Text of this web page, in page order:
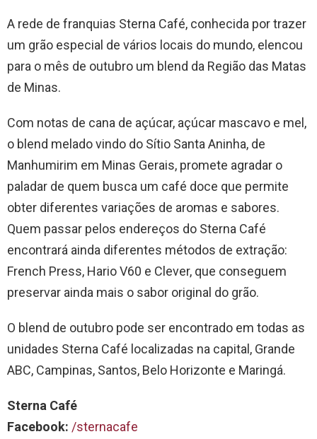
A rede de franquias Sterna Café, conhecida por trazer
um grão especial de vários locais do mundo, elencou
para o mês de outubro um blend da Região das Matas
de Minas.
Com notas de cana de açúcar, açúcar mascavo e mel,
o blend melado vindo do Sítio Santa Aninha, de
Manhumirim em Minas Gerais, promete agradar o
paladar de quem busca um café doce que permite
obter diferentes variações de aromas e sabores.
Quem passar pelos endereços do Sterna Café
encontrará ainda diferentes métodos de extração:
French Press, Hario V60 e Clever, que conseguem
preservar ainda mais o sabor original do grão.
O blend de outubro pode ser encontrado em todas as
unidades Sterna Café localizadas na capital, Grande
ABC, Campinas, Santos, Belo Horizonte e Maringá.
Sterna Café
Facebook: /sternacafe